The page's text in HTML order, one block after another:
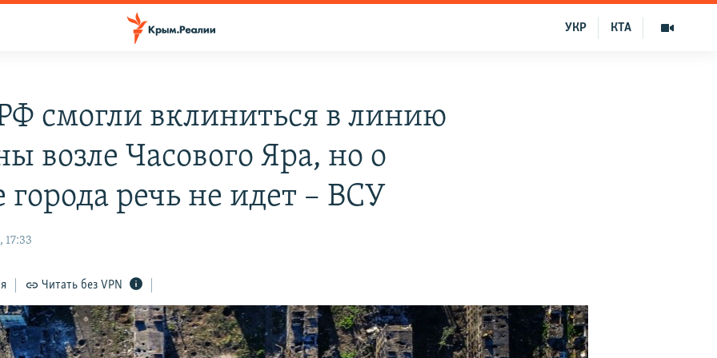
КТА
УКР
смогли вклиниться в линию
возле Часового Яра, но о
города речь не идет – ВСУ
17:33
Читать без VPN